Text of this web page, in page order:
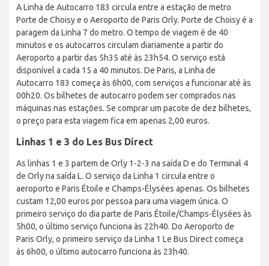
A Linha de Autocarro 183 circula entre a estação de metro
Porte de Choisy e o Aeroporto de Paris Orly. Porte de Choisy é a
paragem da Linha 7 do metro. O tempo de viagem é de 40
minutos e os autocarros circulam diariamente a partir do
Aeroporto a partir das 5h35 até às 23h54. O serviço está
disponível a cada 15 a 40 minutos. De Paris, a Linha de
Autocarro 183 começa às 6h00, com serviços a funcionar até às
00h20. Os bilhetes de autocarro podem ser comprados nas
máquinas nas estações. Se comprar um pacote de dez bilhetes,
o preço para esta viagem fica em apenas 2,00 euros.
Linhas 1 e 3 do Les Bus Direct
As linhas 1 e 3 partem de Orly 1-2-3 na saída D e do Terminal 4
de Orly na saída L. O serviço da Linha 1 circula entre o
aeroporto e Paris Étoile e Champs-Élysées apenas. Os bilhetes
custam 12,00 euros por pessoa para uma viagem única. O
primeiro serviço do dia parte de Paris Étoile/Champs-Élysées às
5h00, o último serviço funciona às 22h40. Do Aeroporto de
Paris Orly, o primeiro serviço da Linha 1 Le Bus Direct começa
às 6h00, o último autocarro funciona às 23h40.